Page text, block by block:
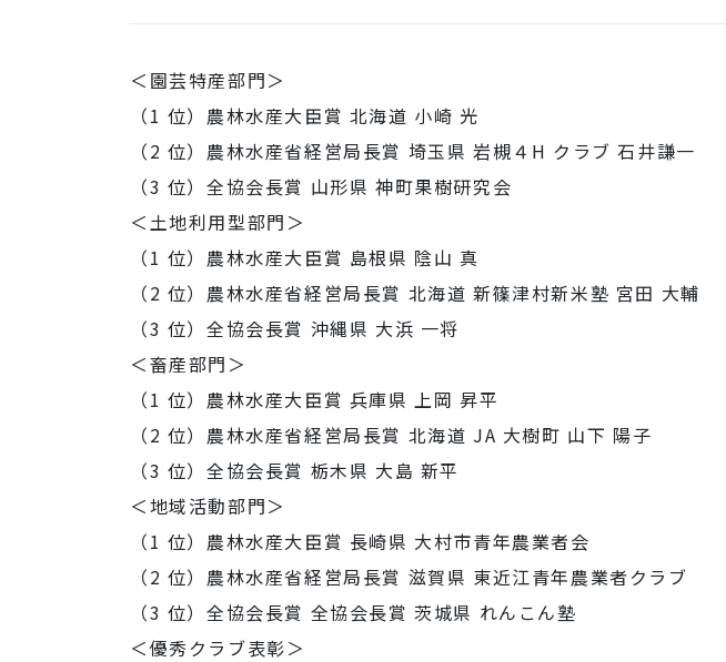
＜園芸特産部門＞
（1 位）農林水産大臣賞 北海道 小崎 光
（2 位）農林水産省経営局長賞 埼玉県 岩槻４H クラブ 石井謙一
（3 位）全協会長賞 山形県 神町果樹研究会
＜土地利用型部門＞
（1 位）農林水産大臣賞 島根県 陰山 真
（2 位）農林水産省経営局長賞 北海道 新篠津村新米塾 宮田 大輔
（3 位）全協会長賞 沖縄県 大浜 一将
＜畜産部門＞
（1 位）農林水産大臣賞 兵庫県 上岡 昇平
（2 位）農林水産省経営局長賞 北海道 JA 大樹町 山下 陽子
（3 位）全協会長賞 栃木県 大島 新平
＜地域活動部門＞
（1 位）農林水産大臣賞 長崎県 大村市青年農業者会
（2 位）農林水産省経営局長賞 滋賀県 東近江青年農業者クラブ
（3 位）全協会長賞 全協会長賞 茨城県 れんこん塾
＜優秀クラブ表彰＞